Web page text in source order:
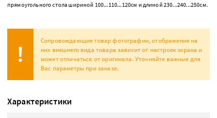
прямоугольного стола шириной 100...110...120см и длиной 230...240...250см.
Сопровождающие товар фотографии, отображение на
них внешнего вида товара зависит от настроек экрана и
может отличаться от оригинала. Уточняйте важные для
Вас параметры при заказе.
Характеристики